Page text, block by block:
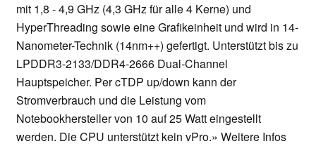
mit 1,8 - 4,9 GHz (4,3 GHz für alle 4 Kerne) und
HyperThreading sowie eine Grafikeinheit und wird in 14-
Nanometer-Technik (14nm++) gefertigt. Unterstützt bis zu
LPDDR3-2133/DDR4-2666 Dual-Channel
Hauptspeicher. Per cTDP up/down kann der
Stromverbrauch und die Leistung vom
Notebookhersteller von 10 auf 25 Watt eingestellt
werden. Die CPU unterstützt kein vPro.» Weitere Infos